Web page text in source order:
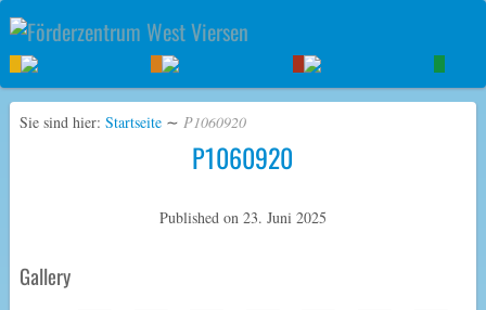
Sie sind hier: Startseite ∼ P1060920
P1060920
Published on 23. Juni 2025
Gallery